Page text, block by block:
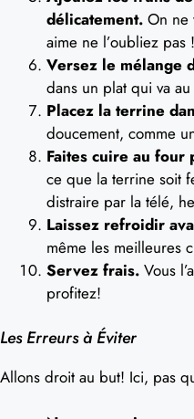
délicatement. On ne
aime ne l’oubliez pas !
Versez le mélange
dans un plat qui va
Placez la terrine
doucement, comme
Faites cuire au four
ce que la terrine soit
distraire par la télé,
Laissez refroidir
même les meilleures
Servez frais. Vous
profitez!
Les Erreurs à Éviter
Allons droit au but! Ici, pas